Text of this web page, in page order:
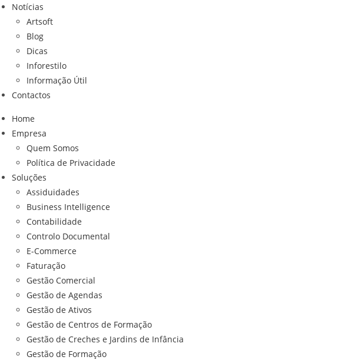
Notícias
Artsoft
Blog
Dicas
Inforestilo
Informação Útil
Contactos
Home
Empresa
Quem Somos
Política de Privacidade
Soluções
Assiduidades
Business Intelligence
Contabilidade
Controlo Documental
E-Commerce
Faturação
Gestão Comercial
Gestão de Agendas
Gestão de Ativos
Gestão de Centros de Formação
Gestão de Creches e Jardins de Infância
Gestão de Formação